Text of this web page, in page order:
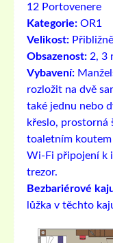
12 Portovenere
Kategorie: OR1
Velikost:
Obsazenost: 2, 3
Vybavení:
rozložit na dvě
také jednu nebo
křeslo, prostorná
toaletním
Wi-Fi připojení k
trezor.
Bezbariérové
lůžka v těchto